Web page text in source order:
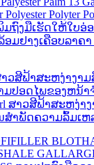
ມຢາງເຄືອບລາຄາ
ສາວສີຟ້າສະຫງ່າ
ສໍາພັດຄວາມລົ້ມເຫ